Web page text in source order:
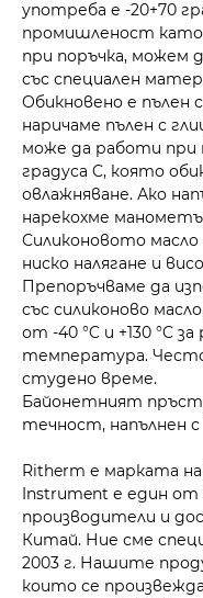
употреба е -20+70
промишленост като
при поръчка, можем
със специален
Обикновено е пълен
наричаме пълен с
може да работи
градуса C, която
овлажняване. Ако
нарекохме
Силиконовото масло
ниско налягане и
Препоръчваме да
със силиконово
от -40 °C и +130 °C
температура. Често
студено време.
Байонетният
течност, напълнен
Ritherm е марката
Instrument е един от
производители и
Китай. Ние сме
2003 г. Нашите
които се